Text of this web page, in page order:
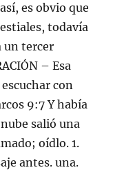
es obvio que
todavía
un tercer
– Esa
con
9:7 Y había
salió una
oídlo. 1.
antes. una.